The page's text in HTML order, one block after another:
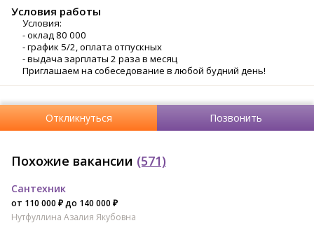
Условия работы
Условия:
- оклад 80 000
- график 5/2, оплата отпускных
- выдача зарплаты 2 раза в месяц
Приглашаем на собеседование в любой будний день!
Откликнуться Позвонить
Похожие вакансии (571)
Сантехник
от 110 000 ₽ до 140 000 ₽
Нутфуллина Азалия Якубовна